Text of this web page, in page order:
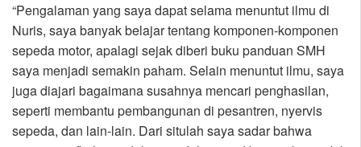
“Pengalaman yang saya dapat selama menuntut ilmu di
Nuris, saya banyak belajar tentang komponen-komponen
sepeda motor, apalagi sejak diberi buku panduan SMH
saya menjadi semakin paham. Selain menuntut ilmu, saya
juga diajari bagaimana susahnya mencari penghasilan,
seperti membantu pembangunan di pesantren, nyervis
sepeda, dan lain-lain. Dari situlah saya sadar bahwa